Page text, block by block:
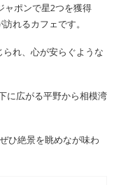
ャポンで星2つを獲得
れるカフェです。
れ、心が安らぐような
に広がる平野から相模湾
ひ絶景を眺めなが味わ